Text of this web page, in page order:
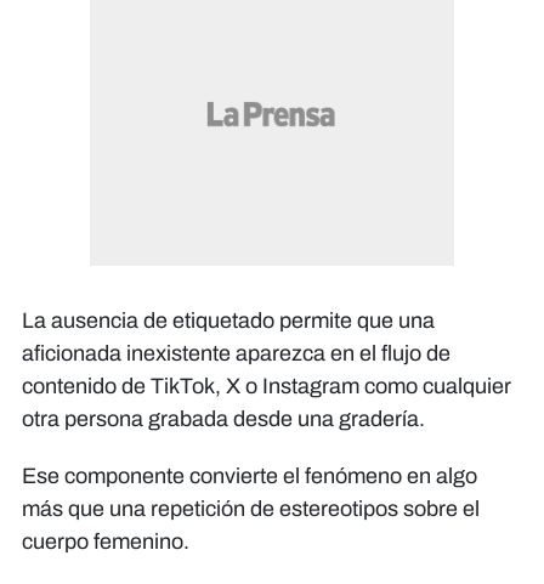
La ausencia de etiquetado permite que una
aficionada inexistente aparezca en el flujo de
contenido de TikTok, X o Instagram como cualquier
otra persona grabada desde una gradería.
Ese componente convierte el fenómeno en algo
más que una repetición de estereotipos sobre el
cuerpo femenino.